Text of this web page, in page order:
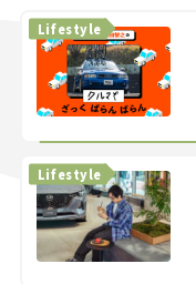
Lifestyle
Lifestyle